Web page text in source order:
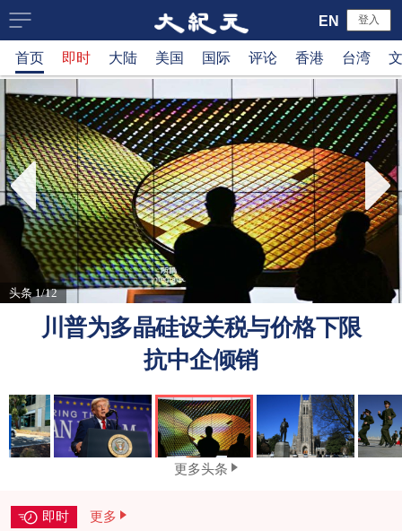
大
纪
元
新
闻
网
登入
EN
首页 即时 大陆 美国 国际 评论 香港 台湾
头条 1/12
川普为多晶硅设关税与价格下限
抗中企倾销
更多头条
即时 更多